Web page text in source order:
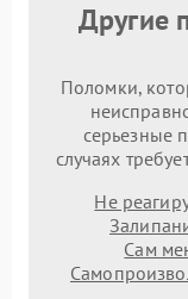
Другие
Поломки,
серьезные
случаях
Не
Сам